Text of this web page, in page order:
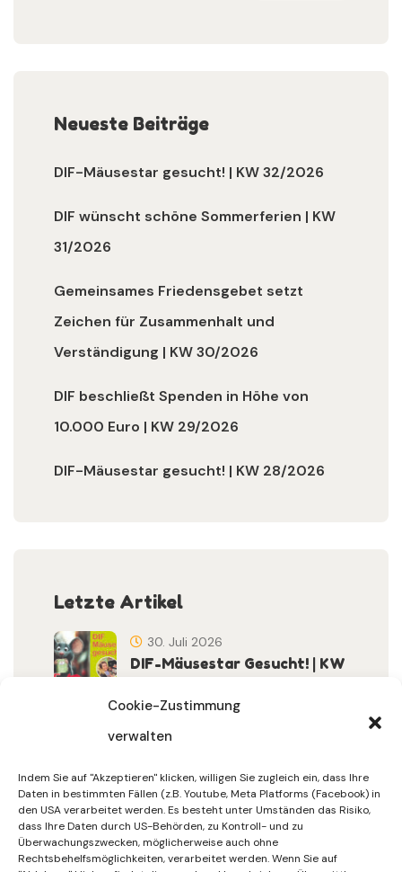
Cookie-Zustimmung
verwalten
Indem Sie auf "Akzeptieren" klicken, willigen Sie zugleich ein, dass Ihre
Daten in bestimmten Fällen (z.B. Youtube, Meta Platforms (Facebook) in
den USA verarbeitet werden. Es besteht unter Umständen das Risiko,
dass Ihre Daten durch US-Behörden, zu Kontroll- und zu
Überwachungszwecken, möglicherweise auch ohne
Rechtsbehelfsmöglichkeiten, verarbeitet werden. Wenn Sie auf
Neueste Beiträge
DIF-Mäusestar gesucht! | KW 32/2026
DIF wünscht schöne Sommerferien | KW
31/2026
Gemeinsames Friedensgebet setzt
Zeichen für Zusammenhalt und
Verständigung | KW 30/2026
DIF beschließt Spenden in Höhe von
10.000 Euro | KW 29/2026
DIF-Mäusestar gesucht! | KW 28/2026
Letzte Artikel
DIF-Mäusestar Gesucht! | KW
30. Juli 2026
Sommerferien | KW 31/…
30. Juli 2026
Gemeinsames Friedensgebet
15. Juli 2026